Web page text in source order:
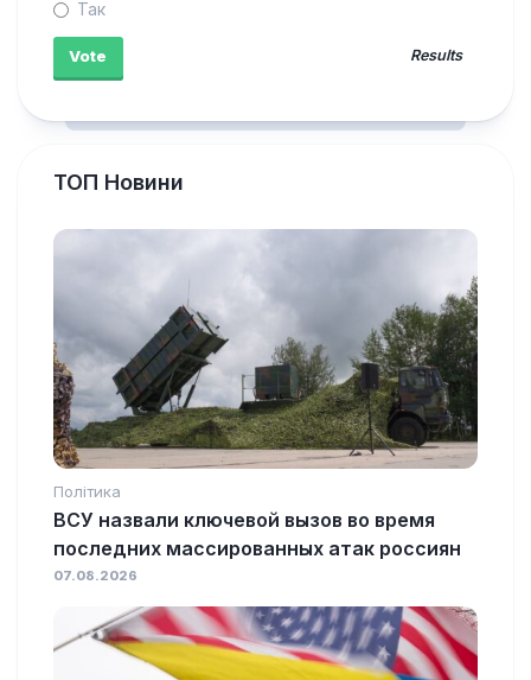
Так
Results
ТОП Новини
Політика
ВСУ назвали ключевой вызов во время
последних массированных атак россиян
07.08.2026